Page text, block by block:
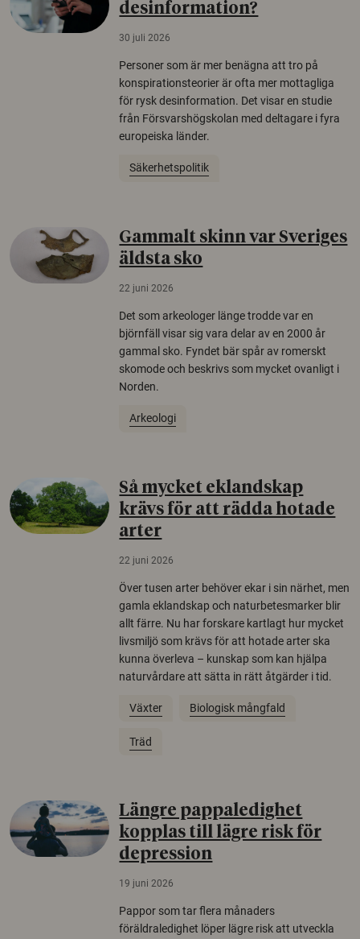
desinformation?
30 juli 2026
Personer som är mer benägna att tro på
konspirationsteorier är ofta mer mottagliga
för rysk desinformation. Det visar en studie
från Försvarshögskolan med deltagare i fyra
europeiska länder.
Säkerhetspolitik
Gammalt skinn var Sveriges
äldsta sko
22 juni 2026
Det som arkeologer länge trodde var en
björnfäll visar sig vara delar av en 2000 år
gammal sko. Fyndet bär spår av romerskt
skomode och beskrivs som mycket ovanligt i
Norden.
Arkeologi
Så mycket eklandskap
krävs för att rädda hotade
arter
22 juni 2026
Över tusen arter behöver ekar i sin närhet, men
gamla eklandskap och naturbetesmarker blir
allt färre. Nu har forskare kartlagt hur mycket
livsmiljö som krävs för att hotade arter ska
kunna överleva – kunskap som kan hjälpa
naturvårdare att sätta in rätt åtgärder i tid.
Växter Biologisk mångfald
Träd
Längre pappaledighet
kopplas till lägre risk för
depression
19 juni 2026
Pappor som tar flera månaders
föräldraledighet löper lägre risk att utveckla